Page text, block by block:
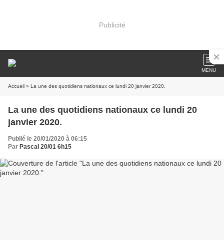
Publicité
MENU
Accueil » La une des quotidiens nationaux ce lundi 20 janvier 2020.
La une des quotidiens nationaux ce lundi 20
janvier 2020.
Publié le 20/01/2020 à 06:15
Par Pascal 20/01 6h15